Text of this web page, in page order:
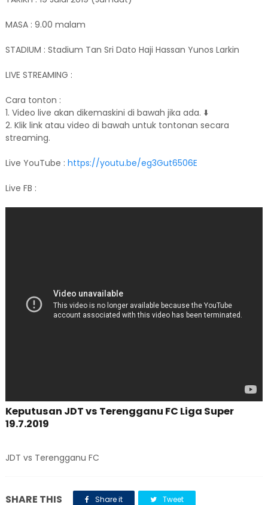
MASA : 9.00 malam
STADIUM : Stadium Tan Sri Dato Haji Hassan Yunos Larkin
LIVE STREAMING :
Cara tonton :
1. Video live akan dikemaskini di bawah jika ada. ⬇️
2. Klik link atau video di bawah untuk tontonan secara
streaming.
Live YouTube : https://youtu.be/eg3Gut6506E
Live FB :
Keputusan JDT vs Terengganu FC Liga Super
19.7.2019
JDT vs Terengganu FC
SHARE THIS Share it Tweet